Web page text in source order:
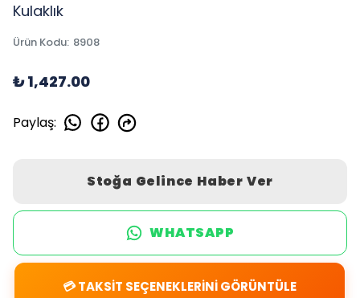
Kulaklık
Ürün Kodu: 8908
₺ 1,427.00
Paylaş:
Stoğa Gelince Haber Ver
WHATSAPP
💳 TAKSİT SEÇENEKLERİNİ GÖRÜNTÜLE